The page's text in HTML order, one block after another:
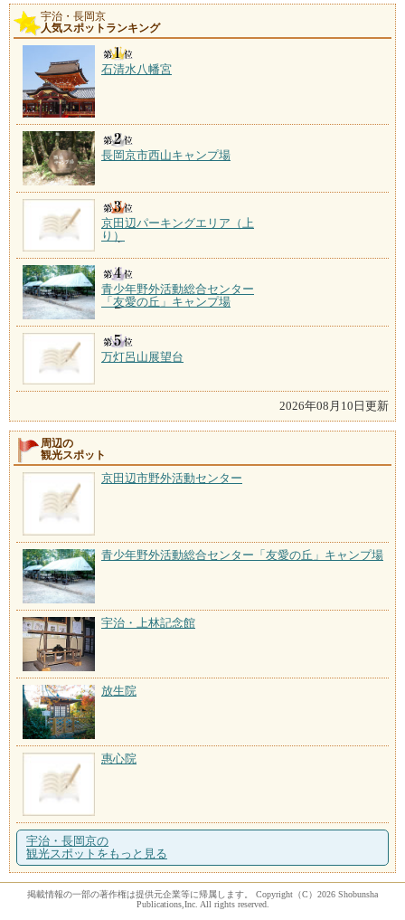
宇治・長岡京
人気スポットランキング
石清水八幡宮
長岡京市西山キャンプ場
京田辺パーキングエリア（上
り）
青少年野外活動総合センター
「友愛の丘」キャンプ場
万灯呂山展望台
2026年08月10日更新
周辺の
観光スポット
京田辺市野外活動センター
青少年野外活動総合センター「友愛の丘」キャンプ場
宇治・上林記念館
放生院
惠心院
宇治・長岡京の
観光スポットをもっと見る
掲載情報の一部の著作権は提供元企業等に帰属します。 Copyright（C）2026 Shobunsha
Publications,Inc. All rights reserved.